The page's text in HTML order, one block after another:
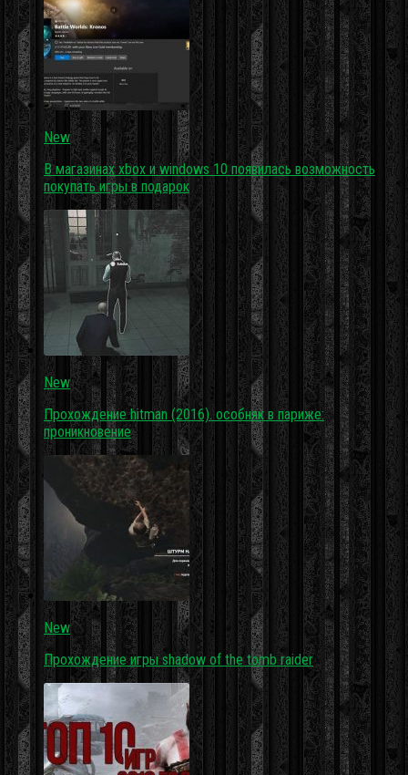
New
В магазинах xbox и windows 10 появилась возможность
покупать игры в подарок
New
Прохождение hitman (2016). особняк в париже:
проникновение
New
Прохождение игры shadow of the tomb raider